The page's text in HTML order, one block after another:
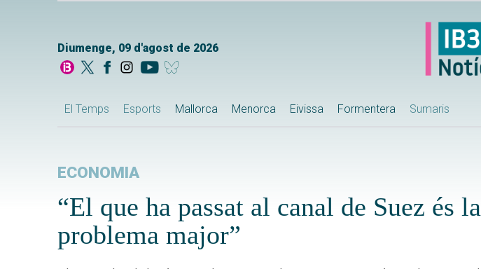
Diumenge, 09 d'agost de 2026
El Temps Esports Mallorca Menorca Eivissa Formentera Sumaris
ECONOMIA
“El que ha passat al canal de Suez és
problema major”